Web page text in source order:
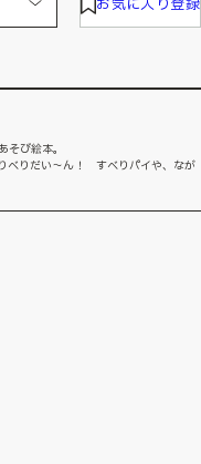
び絵本。
りだい～ん！ すべりパイや、なが